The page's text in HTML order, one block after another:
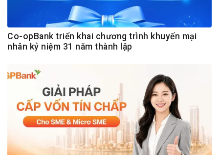
Co-opBank triển khai chương trình khuyến mại
nhân kỷ niệm 31 năm thành lập